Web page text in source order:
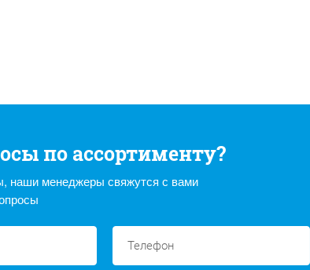
по ассортименту?
наши менеджеры свяжутся с вами